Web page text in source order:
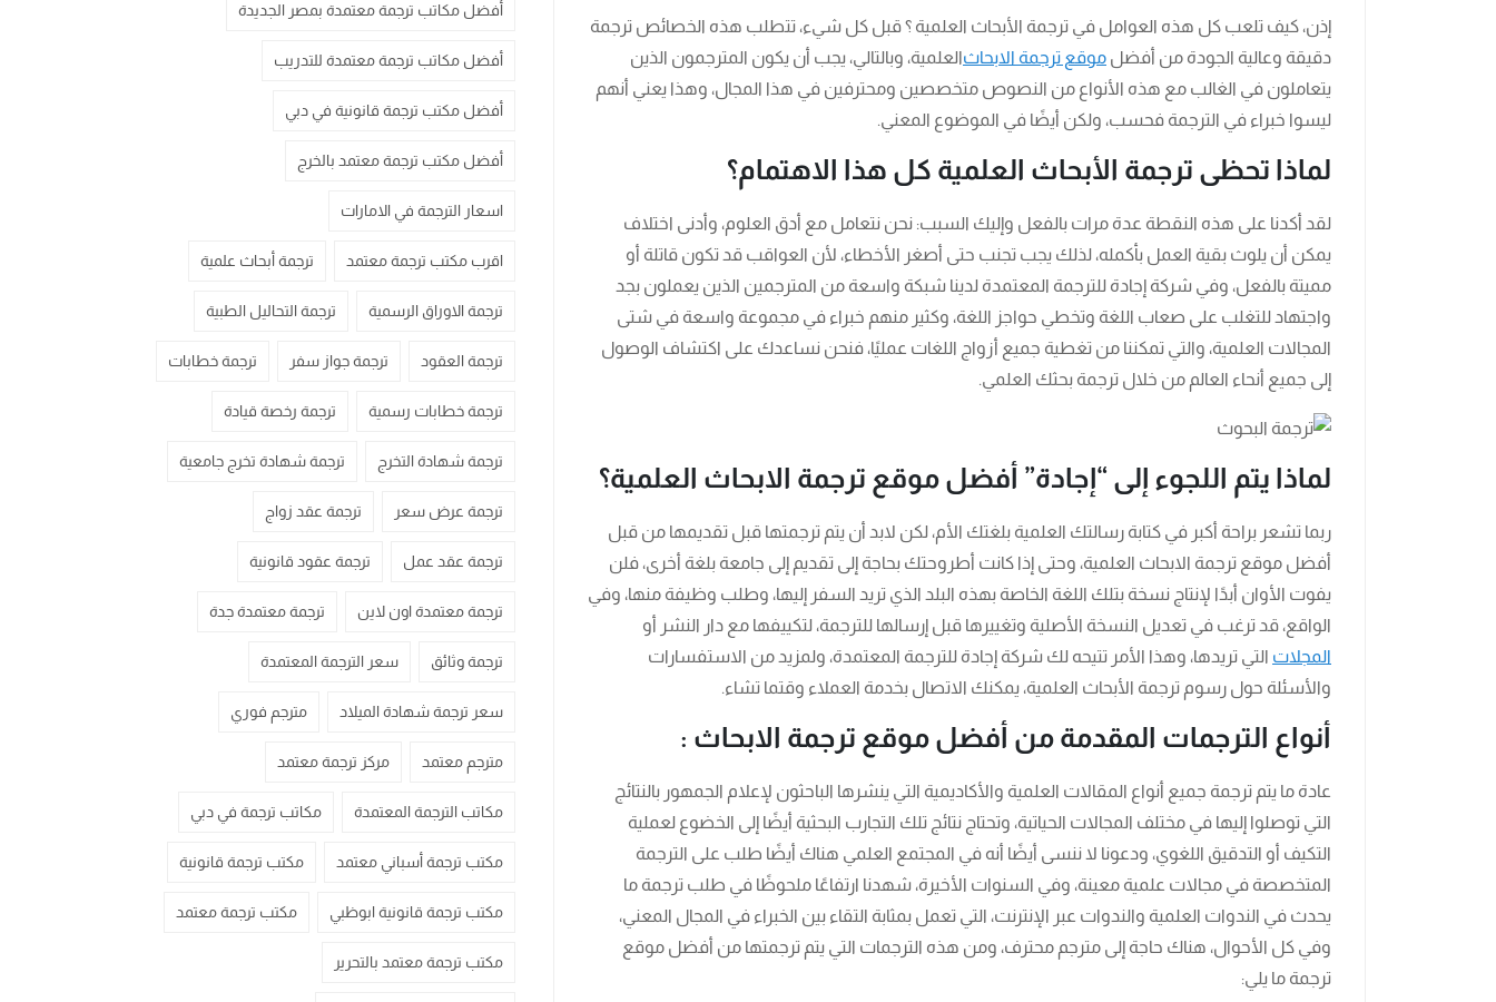
إذن، كيف تلعب كل هذه العوامل في ترجمة الأبحاث العلمية ؟ قبل كل شيء، تتطلب هذه الخصائص ترجمة
دقيقة وعالية الجودة من أفضل موقع ترجمة الابحاثالعلمية، وبالتالي، يجب أن يكون المترجمون الذين
يتعاملون في الغالب مع هذه الأنواع من النصوص متخصصين ومحترفين في هذا المجال، وهذا يعني أنهم
ليسوا خبراء في الترجمة فحسب، ولكن أيضًا في الموضوع المعني.
لماذا تحظى ترجمة الأبحاث العلمية كل هذا الاهتمام؟
لقد أكدنا على هذه النقطة عدة مرات بالفعل وإليك السبب: نحن نتعامل مع أدق العلوم، وأدنى اختلاف
يمكن أن يلوث بقية العمل بأكمله، لذلك يجب تجنب حتى أصغر الأخطاء، لأن العواقب قد تكون قاتلة أو
مميتة بالفعل، وفي شركة إجادة للترجمة المعتمدة لدينا شبكة واسعة من المترجمين الذين يعملون بجد
واجتهاد للتغلب على صعاب اللغة وتخطي حواجز اللغة، وكثير منهم خبراء في مجموعة واسعة في شتى
المجالات العلمية، والتي تمكننا من تغطية جميع أزواج اللغات عمليًا، فنحن نساعدك على اكتشاف الوصول
إلى جميع أنحاء العالم من خلال ترجمة بحثك العلمي.
لماذا يتم اللجوء إلى “إجادة” أفضل موقع ترجمة الابحاث العلمية؟
ربما تشعر براحة أكبر في كتابة رسالتك العلمية بلغتك الأم، لكن لابد أن يتم ترجمتها قبل تقديمها من قبل
أفضل موقع ترجمة الابحاث العلمية، وحتى إذا كانت أطروحتك بحاجة إلى تقديم إلى جامعة بلغة أخرى، فلن
يفوت الأوان أبدًا لإنتاج نسخة بتلك اللغة الخاصة بهذه البلد الذي تريد السفر إليها، وطلب وظيفة منها، وفي
الواقع، قد ترغب في تعديل النسخة الأصلية وتغييرها قبل إرسالها للترجمة، لتكييفها مع دار النشر أو
المجلات التي تريدها، وهذا الأمر تتيحه لك شركة إجادة للترجمة المعتمدة، ولمزيد من الاستفسارات
والأسئلة حول رسوم ترجمة الأبحاث العلمية، يمكنك الاتصال بخدمة العملاء وقتما تشاء.
أنواع الترجمات المقدمة من أفضل موقع ترجمة الابحاث :
عادة ما يتم ترجمة جميع أنواع المقالات العلمية والأكاديمية التي ينشرها الباحثون لإعلام الجمهور بالنتائج
التي توصلوا إليها في مختلف المجالات الحياتية، وتحتاج نتائج تلك التجارب البحثية أيضًا إلى الخضوع لعملية
التكيف أو التدقيق اللغوي، ودعونا لا ننسى أيضًا أنه في المجتمع العلمي هناك أيضًا طلب على الترجمة
المتخصصة في مجالات علمية معينة، وفي السنوات الأخيرة، شهدنا ارتفاعًا ملحوظًا في طلب ترجمة ما
يحدث في الندوات العلمية والندوات عبر الإنترنت، التي تعمل بمثابة التقاء بين الخبراء في المجال المعني،
وفي كل الأحوال، هناك حاجة إلى مترجم محترف، ومن هذه الترجمات التي يتم ترجمتها من أفضل موقع
ترجمة ما يلي:
أفضل مكاتب ترجمة معتمدة بمصر الجديدة
أفضل مكاتب ترجمة معتمدة للتدريب
أفضل مكتب ترجمة قانونية في دبي
أفضل مكتب ترجمة معتمد بالخرج
اسعار الترجمة في الامارات
اقرب مكتب ترجمة معتمد ترجمة أبحاث علمية
ترجمة الاوراق الرسمية ترجمة التحاليل الطبية
ترجمة العقود ترجمة جواز سفر ترجمة خطابات
ترجمة خطابات رسمية ترجمة رخصة قيادة
ترجمة شهادة التخرج ترجمة شهادة تخرج جامعية
ترجمة عرض سعر ترجمة عقد زواج
ترجمة عقد عمل ترجمة عقود قانونية
ترجمة معتمدة اون لاين ترجمة معتمدة جدة
ترجمة وثائق سعر الترجمة المعتمدة
سعر ترجمة شهادة الميلاد مترجم فوري
مترجم معتمد مركز ترجمة معتمد
مكاتب الترجمة المعتمدة مكاتب ترجمة في دبي
مكتب ترجمة أسباني معتمد مكتب ترجمة قانونية
مكتب ترجمة قانونية ابوظبي مكتب ترجمة معتمد
مكتب ترجمة معتمد بالتحرير